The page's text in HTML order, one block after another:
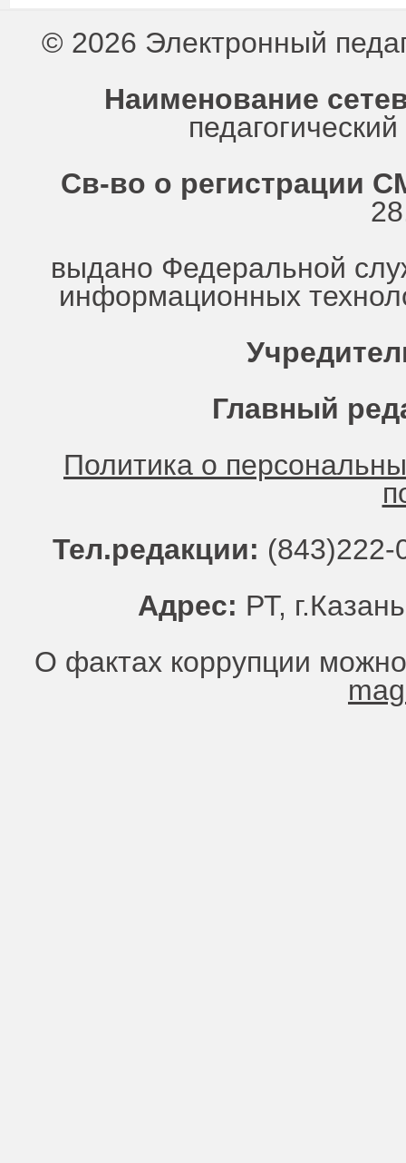
© 2026 Электронный
Наименование
Св-во о регистрации
выдано Федеральной
информационных
Главный
Политика о
Тел.редакции:
Адрес: РТ,
О фактах коррупции